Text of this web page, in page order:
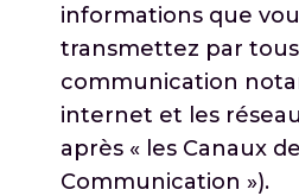
informations que
transmettez par
communication
internet et les
après « les Canaux de
Communication »).